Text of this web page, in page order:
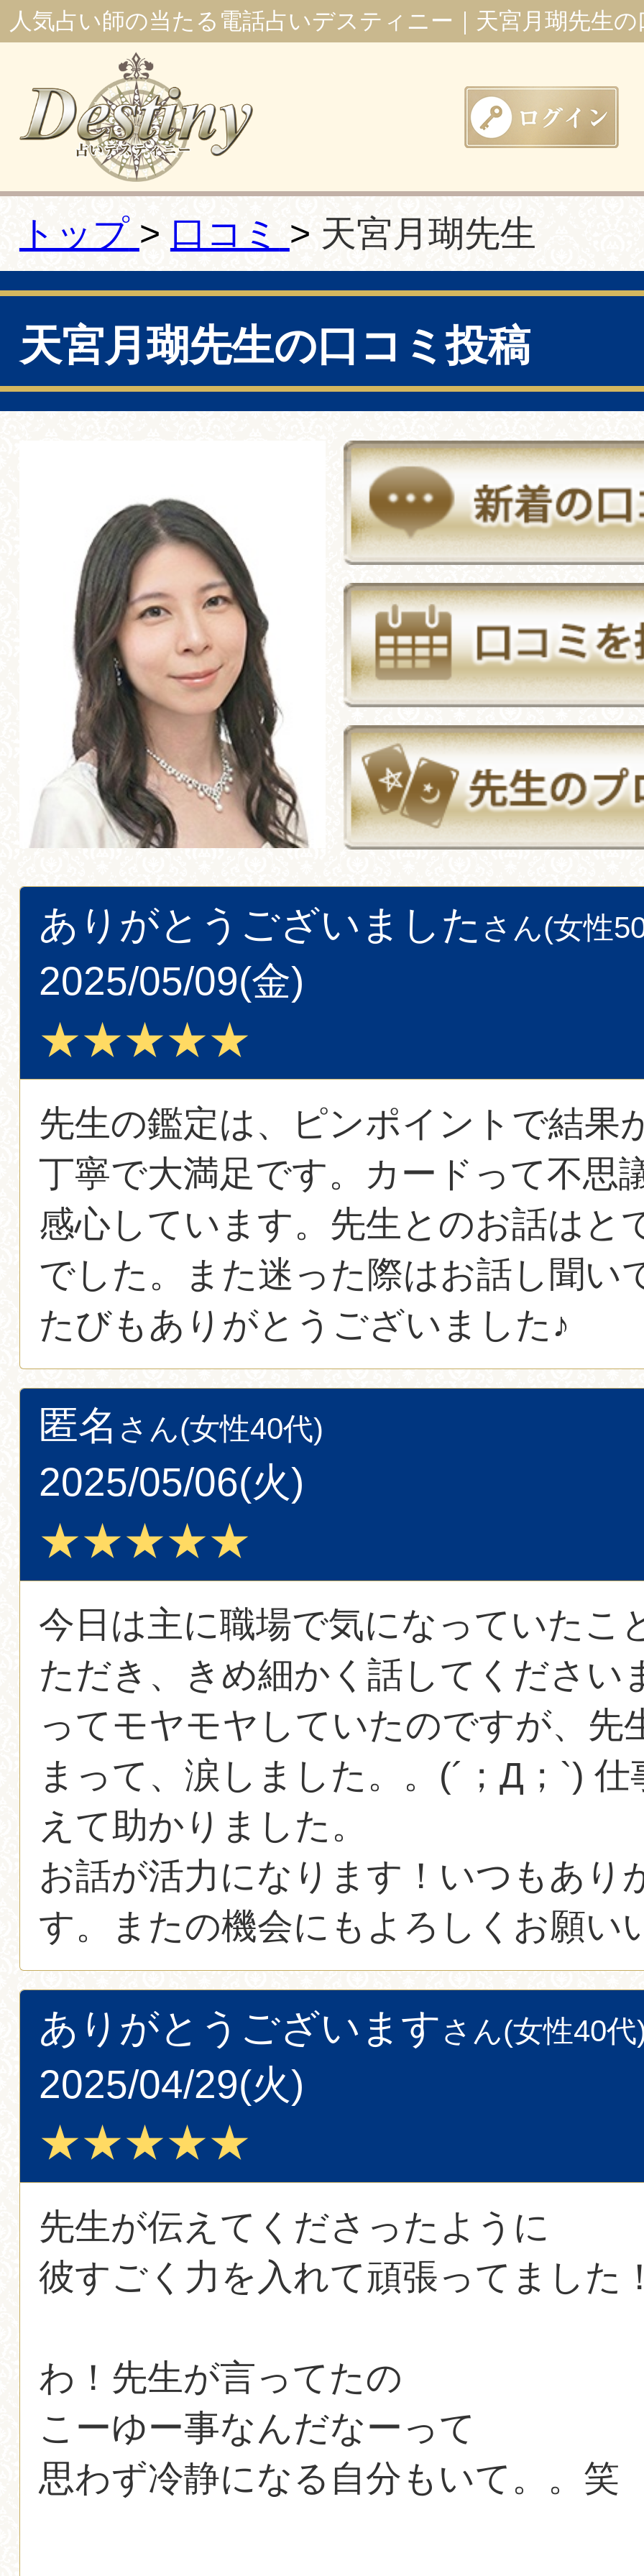
人気占い師の当たる電話占いデスティニー｜天宮月瑚先生
トップ 口コミ 天宮月瑚先生
天宮月瑚先生の口コミ投稿
ありがとうございました さん(女性
2025/05/09(金)
★★★★★
先生の鑑定は、ピンポイントで結果
丁寧で大満足です。カードって不思
感心しています。先生とのお話はと
でした。また迷った際はお話し聞い
たびもありがとうございました♪
匿名 さん(女性40代)
2025/05/06(火)
★★★★★
今日は主に職場で気になっていたこ
ただき、きめ細かく話してください
ってモヤモヤしていたのですが、先
まって、涙しました。。(´；Д；`)
えて助かりました。
お話が活力になります！いつもあり
す。またの機会にもよろしくお願い
ありがとうございますさん(女性40代
2025/04/29(火)
★★★★★
先生が伝えてくださったように
彼すごく力を入れて頑張ってました
わ！先生が言ってたの
こーゆー事なんだなーって
思わず冷静になる自分もいて。。笑